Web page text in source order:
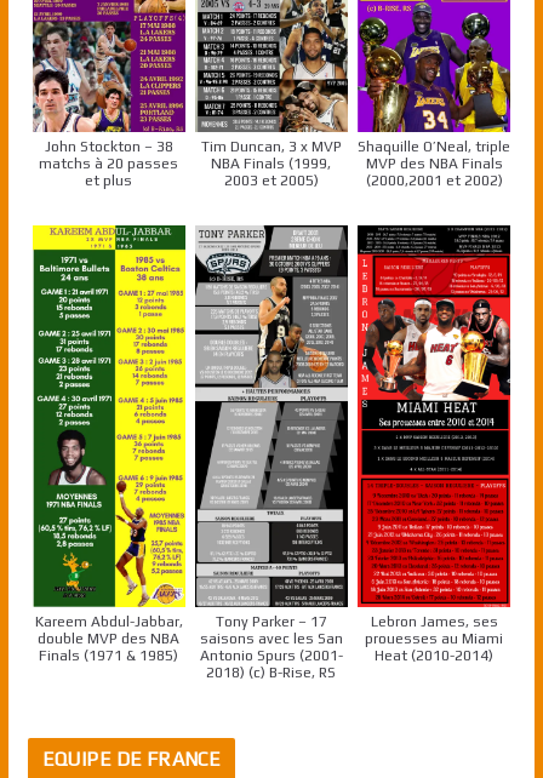
John Stockton – 38
matchs à 20 passes
et plus
Tim Duncan, 3 x MVP
NBA Finals (1999,
2003 et 2005)
Shaquille O’Neal, triple
MVP des NBA Finals
(2000,2001 et 2002)
Kareem Abdul-Jabbar,
double MVP des NBA
Finals (1971 & 1985)
Tony Parker – 17
saisons avec les San
Antonio Spurs (2001-
2018) (c) B-Rise, RS
Lebron James, ses
prouesses au Miami
Heat (2010-2014)
EQUIPE DE FRANCE